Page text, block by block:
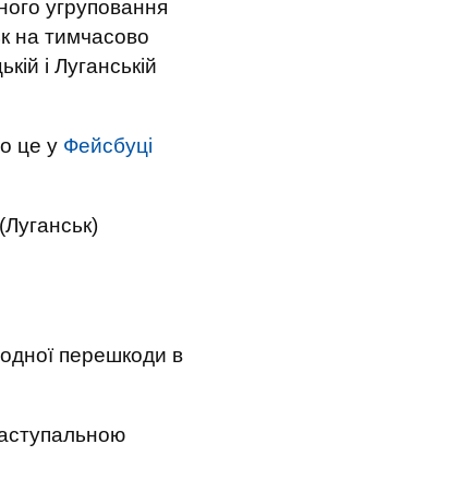
угруповання
на тимчасово
і Луганській
це у Фейсбуці
перешкоди в